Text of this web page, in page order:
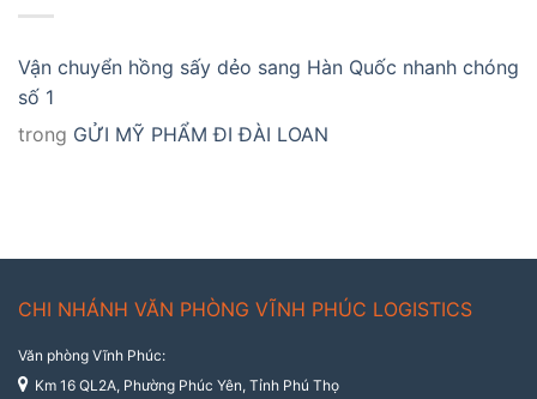
Vận chuyển hồng sấy dẻo sang Hàn Quốc nhanh chóng
số 1
trong GỬI MỸ PHẨM ĐI ĐÀI LOAN
CHI NHÁNH VĂN PHÒNG VĨNH PHÚC LOGISTICS
Văn phòng Vĩnh Phúc:
Km 16 QL2A, Phường Phúc Yên, Tỉnh Phú Thọ